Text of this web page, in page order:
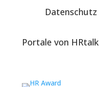
Datenschutz
Portale von HRtalk